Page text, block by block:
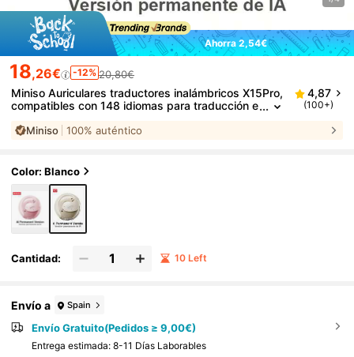
Ahorra 2,54€
18,26€ -12% 20,80€
Miniso Auriculares traductores inalámbricos X15Pro,
compatibles con 148 idiomas para traducción e
ión de música, función de llamada, cancelación de r
4,87
(100+)
Miniso 100% auténtico
Color: Blanco
Cantidad: 10 Left
Envío a Spain
Envío Gratuito(Pedidos ≥ 9,00€)
Entrega estimada: 8-11 Días Laborables